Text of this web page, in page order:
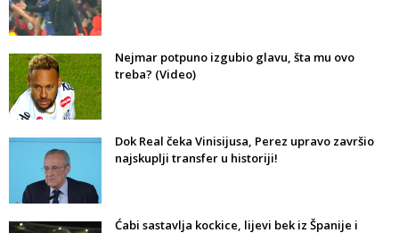
Nejmar potpuno izgubio glavu, šta mu ovo
treba? (Video)
Dok Real čeka Vinisijusa, Perez upravo završio
najskuplji transfer u historiji!
Ćabi sastavlja kockice, lijevi bek iz Španije i